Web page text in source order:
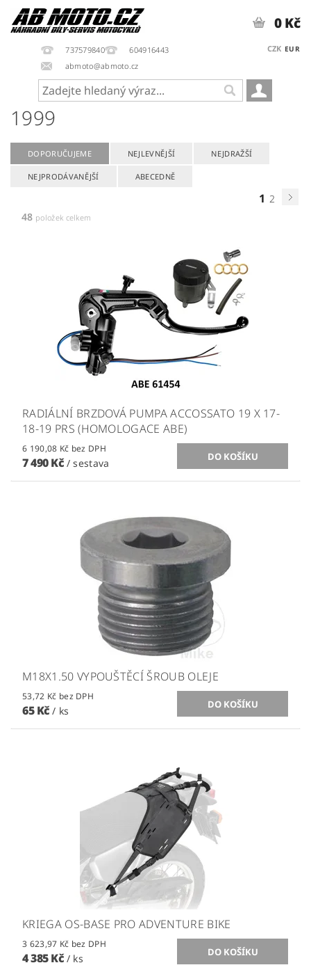
737579840
604916443
abmoto@abmoto.cz
CZK EUR
0 Kč
1999
DOPORUČUJEME NEJLEVNĚJŠÍ NEJDRAŽŠÍ
NEJPRODÁVANĚJŠÍ ABECEDNĚ
1 2
48 položek celkem
RADIÁLNÍ BRZDOVÁ PUMPA ACCOSSATO 19 X 17-
18-19 PRS (HOMOLOGACE ABE)
6 190,08 Kč bez DPH
7 490 Kč / sestava
M18X1.50 VYPOUŠTĚCÍ ŠROUB OLEJE
53,72 Kč bez DPH
65 Kč/ ks
KRIEGA OS-BASE PRO ADVENTURE BIKE
3 623,97 Kč bez DPH
4 385 Kč / ks